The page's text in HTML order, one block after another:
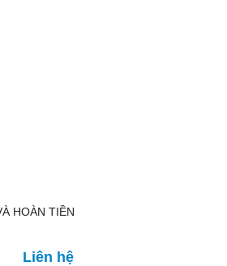
HOÀN TIỀN
Liên hệ